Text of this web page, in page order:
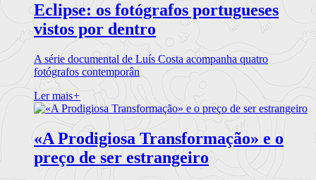
Eclipse: os fotógrafos portugueses
vistos por dentro
A série documental de Luís Costa acompanha quatro
fotógrafos contemporân
Ler mais+
«A Prodigiosa Transformação» e o
preço de ser estrangeiro